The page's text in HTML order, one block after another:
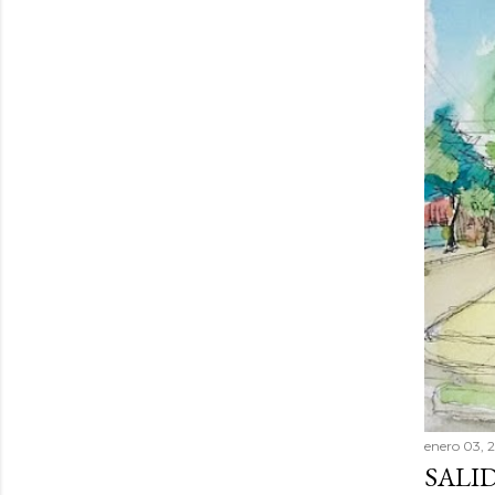
enero 03,